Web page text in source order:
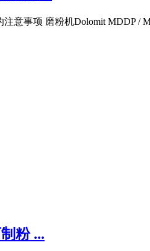
意事项 磨粉机Dolomit MDDP
粉 ...